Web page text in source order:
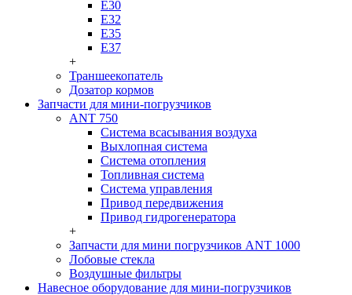
Е30
Е32
Е35
Е37
+
Траншеекопатель
Дозатор кормов
Запчасти для мини-погрузчиков
ANT 750
Система всасывания воздуха
Выхлопная система
Система отопления
Топливная система
Система управления
Привод передвижения
Привод гидрогенератора
+
Запчасти для мини погрузчиков ANT 1000
Лобовые стекла
Воздушные фильтры
Навесное оборудование для мини-погрузчиков